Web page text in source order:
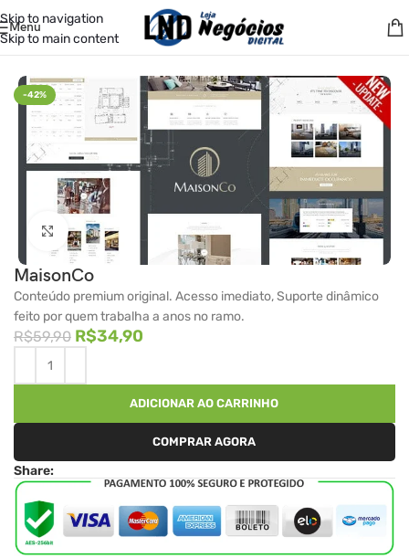
Skip to navigation
Skip to main content
Menu
Início/Temas/ThemeForest
-42%
Clique para ampliar
MaisonCo
Conteúdo premium original. Acesso imediato, Suporte dinâmico
feito por quem trabalha a anos no ramo.
R$59,90 R$34,90
ADICIONAR AO CARRINHO
COMPRAR AGORA
Share: